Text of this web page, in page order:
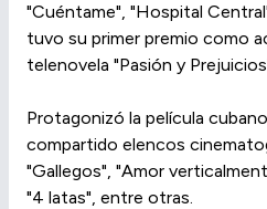
"Cuéntame", "Hospital
tuvo su primer premio como
telenovela "Pasión y
Protagonizó la película
compartido elencos
"Gallegos", "Amor
"4 latas", entre otras.